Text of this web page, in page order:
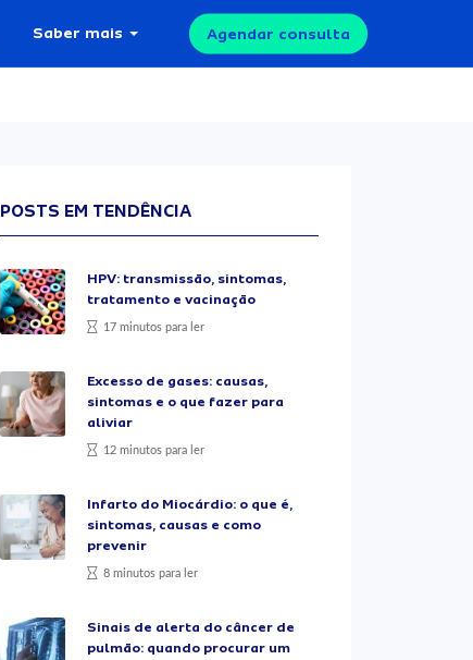
Saber mais Agendar consulta
POSTS EM TENDÊNCIA
HPV: transmissão, sintomas,
tratamento e vacinação
17 minutos para ler
Excesso de gases: causas,
sintomas e o que fazer para
aliviar
12 minutos para ler
Infarto do Miocárdio: o que é,
sintomas, causas e como
prevenir
8 minutos para ler
Sinais de alerta do câncer de
pulmão: quando procurar um